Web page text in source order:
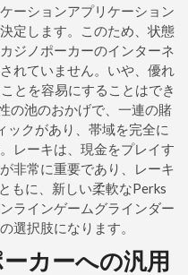
ーションアプリケーション
定します。このため、状態
ジノポーカーのインターネ
れていません。いや、優れ
とを容易にすることはでき
の池のおかげで、一連の賭
ックがあり、帯域を完全に
レーキは、現金をプレイす
非常に重要であり、レーキ
もに、新しい柔軟なPerks
ラインゲームグラインダー
選択肢になります。
カーへの汎用